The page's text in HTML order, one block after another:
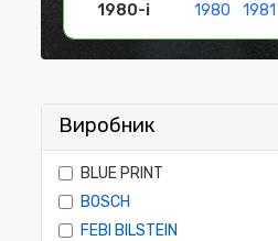
1980-і
1980 1981
Виробник
BLUE PRINT
BOSCH
FEBI BILSTEIN